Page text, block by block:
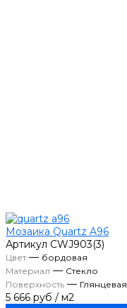
Мозаика Quartz A96
Артикул CWJ903(3)
Цвет— бордовая
Материал — Стекло
Поверхность — Глянцевая
5 666 руб / м2